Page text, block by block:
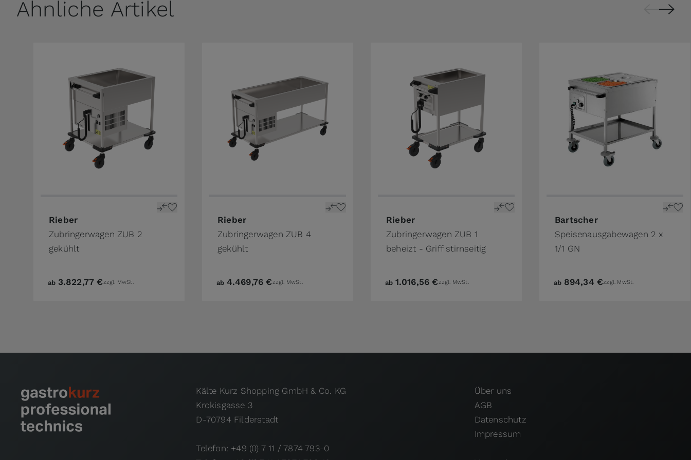
Ähnliche Artikel
Rieber
Zubringerwagen ZUB 2
gekühlt
ab 3.822,77 €zzgl. MwSt.
Rieber
Zubringerwagen ZUB 4
gekühlt
ab 4.469,76 €zzgl. MwSt.
Rieber
Zubringerwagen ZUB 1
beheizt - Griff stirnseitig
ab 1.016,56 €zzgl. MwSt.
Bartscher
Speisenausgabewagen 2 x
1/1 GN
ab 894,34 €zzgl. MwSt.
Kälte Kurz Shopping GmbH & Co. KG
Krokisgasse 3
D-70794 Filderstadt
Telefon: +49 (0) 7 11 / 7874 793-0
Über uns
AGB
Datenschutz
Impressum